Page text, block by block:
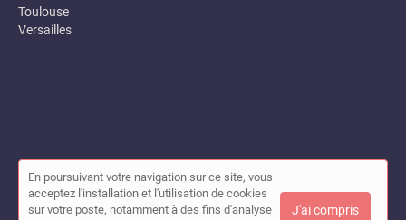
Toulouse
Versailles
© Annuaire des entreprises locales (Garance) 2026 |
Mon compte|Contact
En poursuivant votre navigation sur ce site, vous
acceptez l'installation et l'utilisation de cookies
sur votre poste, notamment à des fins d'analyse
J'ai compris